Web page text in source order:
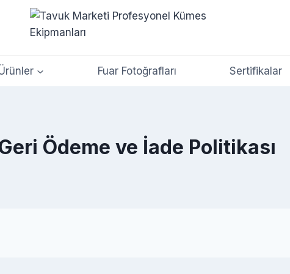
Fuar Fotoğrafları Sertifikalar
Ödeme ve İade Politikası